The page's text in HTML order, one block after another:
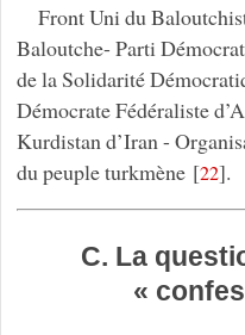
Front Uni du
Baloutche- Parti
de la Solidarité
Démocrate Fédéraliste
Kurdistan d’Iran -
du peuple turkmène[22].
C. La
«